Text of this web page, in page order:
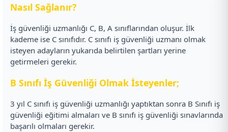
Nasıl Sağlanır?
İş güvenliği uzmanlığı C, B, A sınıflarından oluşur. İlk
kademe ise C sınıfıdır. C sınıfı iş güvenliği uzmanı olmak
isteyen adayların yukarıda belirtilen şartları yerine
getirmeleri gerekir.
B Sınıfı İş Güvenliği Olmak İsteyenler;
3 yıl C sınıfı iş güvenliği uzmanlığı yaptıktan sonra B Sınıfı iş
güvenliği eğitimi almaları ve B sınıfı iş güvenliği sınavlarında
başarılı olmaları gerekir.